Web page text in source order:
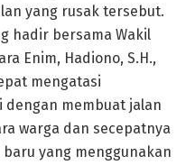
yang rusak tersebut.
hadir bersama Wakil
Enim, Hadiono, S.H.,
mengatasi
membuat jalan
warga dan secepatnya
yang menggunakan